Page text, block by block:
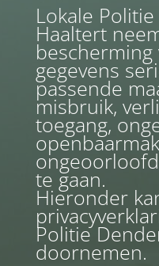
Lokale
Haaltert
bescherming
gegevens
passende
misbruik,
toegang,
te gaan.
Hieronder
Politie
doornemen.